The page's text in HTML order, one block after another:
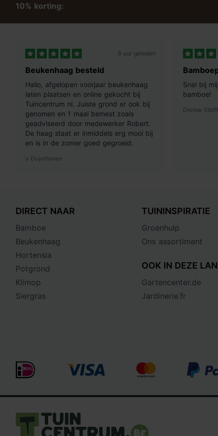
10% korting:
8 uur geleden
Beukenhaag besteld
Hallo, afgelopen voorjaar beukenhaag
laten plaatsen en online gekocht bij
Tuincentrum nl. Juiste grond er ook bij
genomen en 1 maal bemest zoals
geadviseerd door medewerker Robert.
De haag staat er inmiddels erg mooi bij
en is in de zomer goed gegroeid.
v Duynhoven
Snel bij
bamboe!
Denise
DIRECT NAAR
Bamboe
Beukenhaag
Hortensia
Potgrond
Klimop
Siergras
TUININSPIRATIE
Groenhulp
Ons assortiment
OOK IN DEZE
Gartencenter.de
Jardinerie.fr